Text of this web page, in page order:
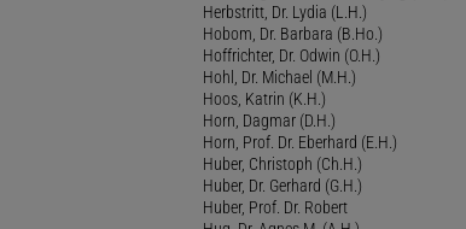
Herbstritt, Dr. Lydia (L.H.)
Hobom, Dr. Barbara (B.Ho.)
Hoffrichter, Dr. Odwin (O.H.)
Hohl, Dr. Michael (M.H.)
Hoos, Katrin (K.H.)
Horn, Dagmar (D.H.)
Horn, Prof. Dr. Eberhard (E.H.)
Huber, Christoph (Ch.H.)
Huber, Dr. Gerhard (G.H.)
Huber, Prof. Dr. Robert